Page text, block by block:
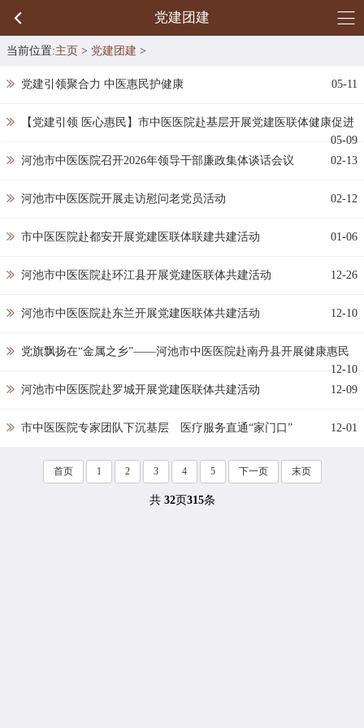
党建团建
当前位置:主页 > 党建团建 >
党建引领聚合力 中医惠民护健康 05-11
【党建引领 医心惠民】市中医医院赴基层开展党建医联体健康促进
05-09
河池市中医医院召开2026年领导干部廉政集体谈话会议
02-13
河池市中医医院开展走访慰问老党员活动 02-12
市中医医院赴都安开展党建医联体联建共建活动 01-06
河池市中医医院赴环江县开展党建医联体共建活动 12-26
河池市中医医院赴东兰开展党建医联体共建活动 12-10
党旗飘扬在“金属之乡”——河池市中医医院赴南丹县开展健康惠民
12-10
河池市中医医院赴罗城开展党建医联体共建活动
12-09
市中医医院专家团队下沉基层 医疗服务直通“家门口” 12-01
首页 1 2 3 4 5 下一页 末页
共 32页315条